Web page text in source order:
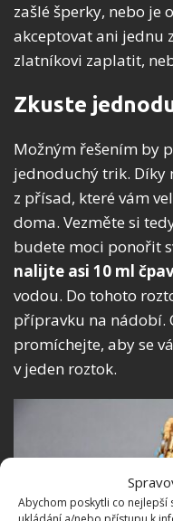
Abychom poskytli co nejlepší
zašlé šperky, nebo je
akceptovat ani jednu
zlatníkovi zaplatit,
Zkuste
Možným řešením by
jednoduchý trik. Díky
z přísad, které vám
doma. Vezměte si
budete moci ponořit
nalijte asi 10 ml
vodou. Do tohoto
přípravku na nádobí.
promíchejte, aby se
v jeden roztok.